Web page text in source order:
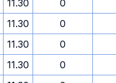
11.30 0
11.30 0
11.30 0
11.30 0